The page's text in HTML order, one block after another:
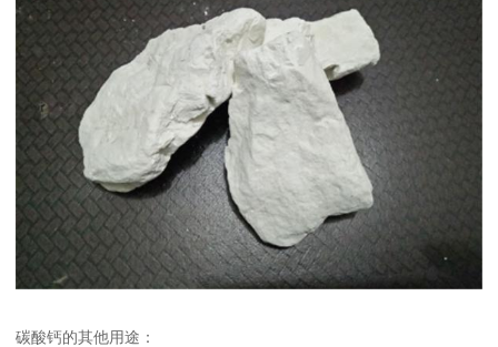
碳酸钙的其他用途：